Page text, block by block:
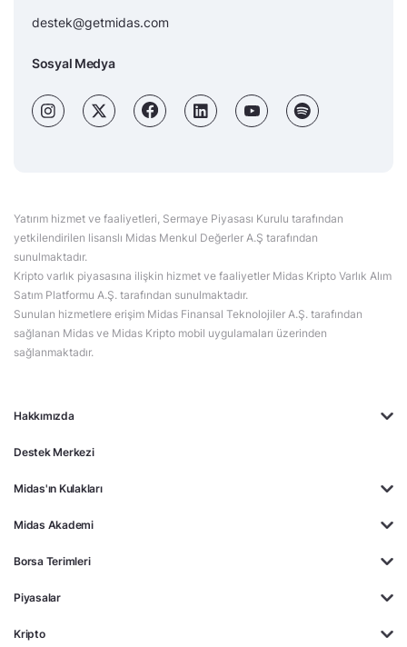
Hakkımızda
Destek Merkezi
Midas'ın Kulakları
Midas Akademi
Borsa Terimleri
Piyasalar
Kripto
destek@getmidas.com
Sosyal Medya
Yatırım hizmet ve faaliyetleri, Sermaye Piyasası Kurulu tarafından
yetkilendirilen lisanslı Midas Menkul Değerler A.Ş tarafından
sunulmaktadır.
Kripto varlık piyasasına ilişkin hizmet ve faaliyetler Midas Kripto Varlık Alım
Satım Platformu A.Ş. tarafından sunulmaktadır.
Sunulan hizmetlere erişim Midas Finansal Teknolojiler A.Ş. tarafından
sağlanan Midas ve Midas Kripto mobil uygulamaları üzerinden
sağlanmaktadır.